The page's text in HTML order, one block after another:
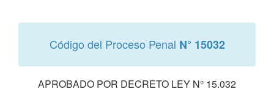
Código del Proceso Penal N° 15032
APROBADO POR DECRETO LEY N° 15.032